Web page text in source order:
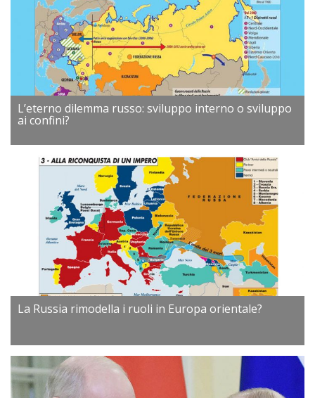
L’eterno dilemma russo: sviluppo interno o sviluppo
ai confini?
La Russia rimodella i ruoli in Europa orientale?